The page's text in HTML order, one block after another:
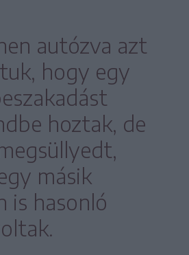
autózva azt
hogy egy
hoztak, de
másik
is hasonló